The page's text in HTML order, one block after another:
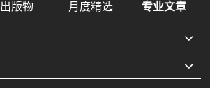
出版物 月度精选 专业文章